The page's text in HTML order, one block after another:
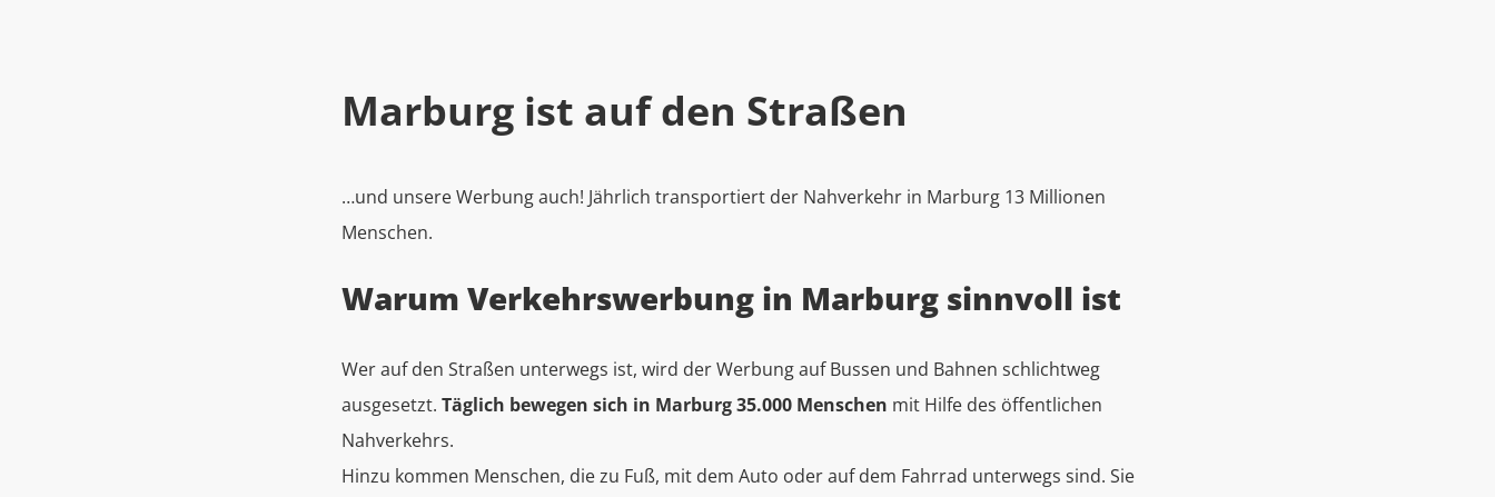
Marburg ist auf den Straßen
…und unsere Werbung auch! Jährlich transportiert der Nahverkehr in Marburg 13 Millionen
Menschen.
Warum Verkehrswerbung in Marburg sinnvoll ist
Wer auf den Straßen unterwegs ist, wird der Werbung auf Bussen und Bahnen schlichtweg
ausgesetzt. Täglich bewegen sich in Marburg 35.000 Menschen mit Hilfe des öffentlichen
Nahverkehrs.
Hinzu kommen Menschen, die zu Fuß, mit dem Auto oder auf dem Fahrrad unterwegs sind. Sie